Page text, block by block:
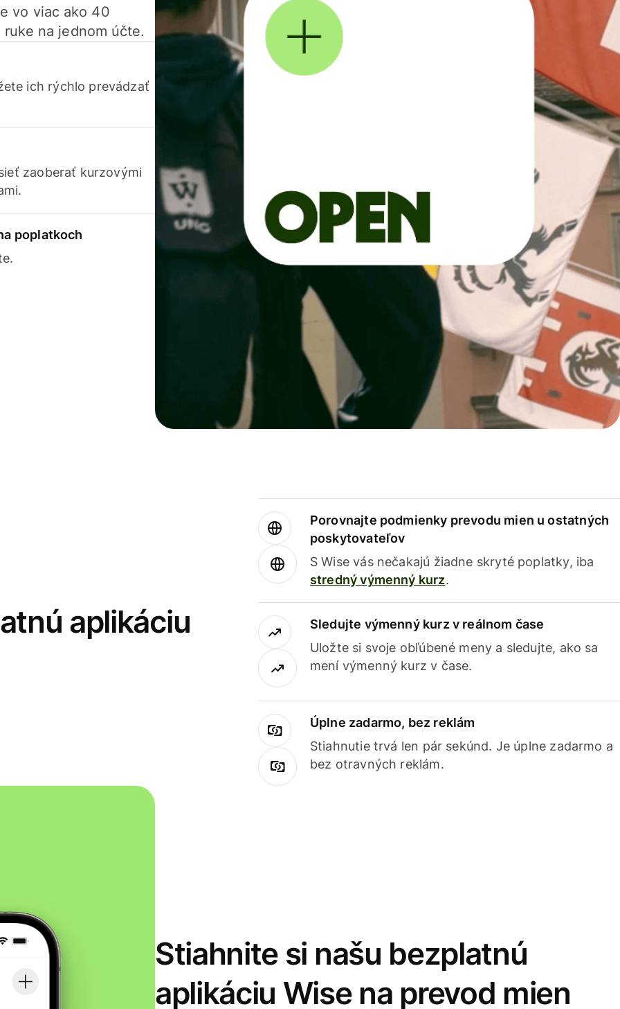
vo viac ako 40
na jednom účte.
ich rýchlo prevádzať
zaoberať kurzovými
poplatkoch
aplikáciu
Porovnajte podmienky prevodu mien u ostatných
poskytovateľov
S Wise vás nečakajú žiadne skryté poplatky, iba
stredný výmenný kurz.
Sledujte výmenný kurz v reálnom čase
Uložte si svoje obľúbené meny a sledujte, ako sa
mení výmenný kurz v čase.
Úplne zadarmo, bez reklám
Stiahnutie trvá len pár sekúnd. Je úplne zadarmo a
bez otravných reklám.
Stiahnite si našu bezplatnú
aplikáciu Wise na prevod mien